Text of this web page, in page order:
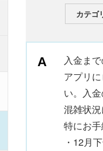
カテゴ
入金ま
アプリ
い。入
混雑状
特にお
・12月